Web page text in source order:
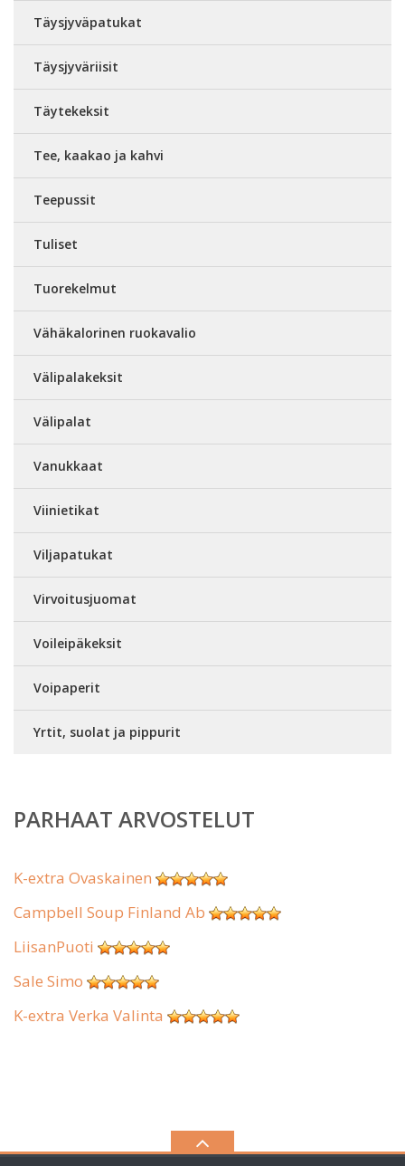
Täysjyväpatukat
Täysjyväriisit
Täytekeksit
Tee, kaakao ja kahvi
Teepussit
Tuliset
Tuorekelmut
Vähäkalorinen ruokavalio
Välipalakeksit
Välipalat
Vanukkaat
Viinietikat
Viljapatukat
Virvoitusjuomat
Voileipäkeksit
Voipaperit
Yrtit, suolat ja pippurit
PARHAAT ARVOSTELUT
K-extra Ovaskainen
Campbell Soup Finland Ab
LiisanPuoti
Sale Simo
K-extra Verka Valinta